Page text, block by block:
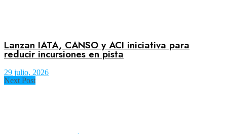
Lanzan IATA, CANSO y ACI iniciativa para
reducir incursiones en pista
29 julio, 2026
Next Post